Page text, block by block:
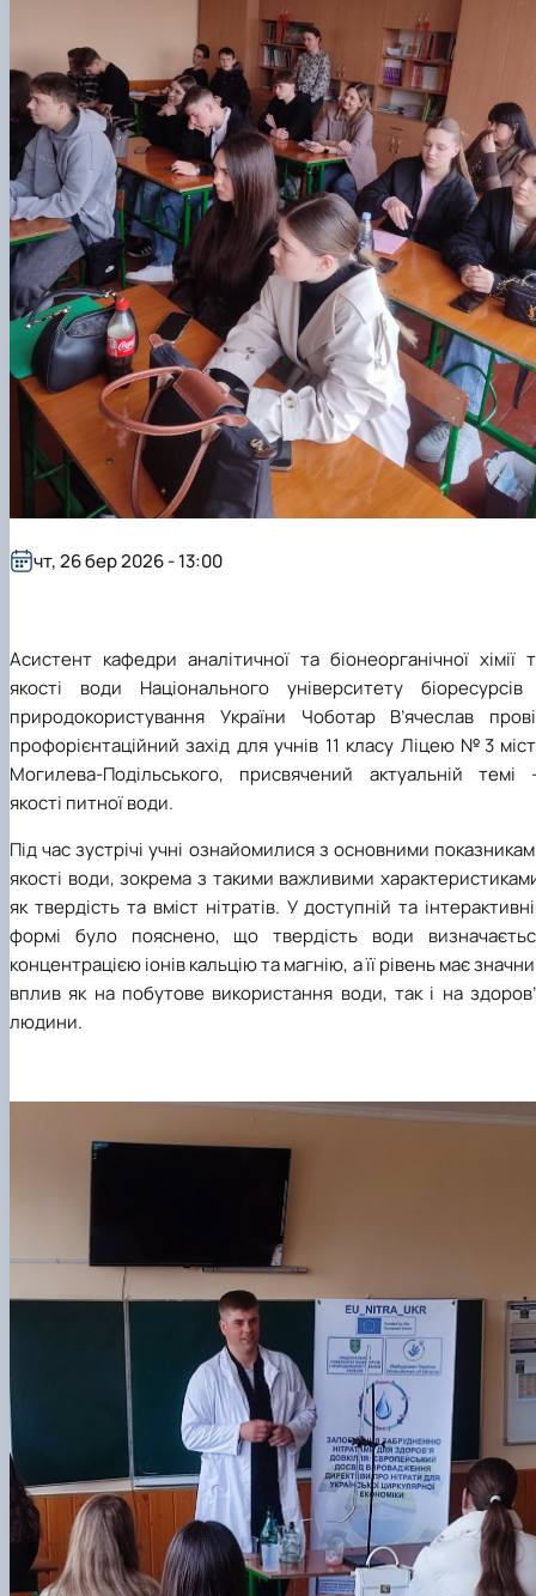
Асистент кафедри аналітичної та біонеорганічної хімії
якості води Національного університету біоресурсів
природокористування України Чоботар В’ячеслав
профорієнтаційний захід для учнів 11 класу Ліцею №3
Могилева-Подільського, присвячений актуальній темі
якості питної води.
Під час зустрічі учні ознайомилися з основними
якості води, зокрема з такими важливими
як твердість та вміст нітратів. У доступній та
формі було пояснено, що твердість води
концентрацією іонів кальцію та магнію, а її рівень має
вплив як на побутове використання води, так і на
людини.
чт, 26 бер 2026 - 13:00